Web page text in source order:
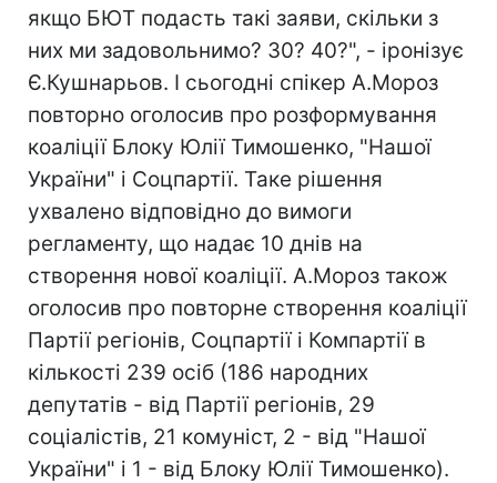
якщо БЮТ подасть такі заяви, скільки з
них ми задовольнимо? 30? 40?", - іронізує
Є.Кушнарьов. І сьогодні спікер А.Мороз
повторно оголосив про розформування
коаліції Блоку Юлії Тимошенко, "Нашої
України" і Соцпартії. Таке рішення
ухвалено відповідно до вимоги
регламенту, що надає 10 днів на
створення нової коаліції. А.Мороз також
оголосив про повторне створення коаліції
Партії регіонів, Соцпартії і Компартії в
кількості 239 осіб (186 народних
депутатів - від Партії регіонів, 29
соціалістів, 21 комуніст, 2 - від "Нашої
України" і 1 - від Блоку Юлії Тимошенко).